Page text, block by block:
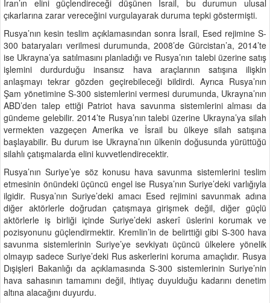
İran’ın elini güçlendireceği düşünen İsrail, bu durumun ulusal
çıkarlarına zarar vereceğini vurgulayarak duruma tepki göstermişti.
Rusya’nın kesin teslim açıklamasından sonra İsrail, Esed rejimine S-
300 bataryaları verilmesi durumunda, 2008’de Gürcistan’a, 2014’te
ise Ukrayna’ya satılmasını planladığı ve Rusya’nın talebi üzerine satış
işlemini durdurduğu insansız hava araçlarının satışına ilişkin
anlaşmayı tekrar gözden geçirebileceği bildirdi. Ayrıca Rusya’nın
Şam yönetimine S-300 sistemlerini vermesi durumunda, Ukrayna’nın
ABD’den talep ettiği Patriot hava savunma sistemlerini alması da
gündeme gelebilir. 2014’te Rusya’nın talebi üzerine Ukrayna’ya silah
vermekten vazgeçen Amerika ve İsrail bu ülkeye silah satışına
başlayabilir. Bu durum ise Ukrayna’nın ülkenin doğusunda yürüttüğü
silahlı çatışmalarda elini kuvvetlendirecektir.
Rusya’nın Suriye’ye söz konusu hava savunma sistemlerini teslim
etmesinin önündeki üçüncü engel ise Rusya’nın Suriye’deki varlığıyla
ilgidir. Rusya’nın Suriye’deki amacı Esed rejimini savunmak adına
diğer aktörlerle doğrudan çatışmaya girişmek değil, diğer güçlü
aktörlerle iş birliği içinde Suriye’deki askerî üslerini korumak ve
pozisyonunu güçlendirmektir. Kremlin’in de belirttiği gibi S-300 hava
savunma sistemlerinin Suriye’ye sevkiyatı üçüncü ülkelere yönelik
olmayıp sadece Suriye’deki Rus askerlerini koruma amaçlıdır. Rusya
Dışişleri Bakanlığı da açıklamasında S-300 sistemlerinin Suriye’nin
hava sahasının tamamını değil, ihtiyaç duyulduğu kadarını denetim
altına alacağını duyurdu.